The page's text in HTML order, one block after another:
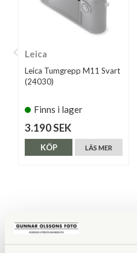
Leica
Leica Tumgrepp M11 Svart
(24030)
Finns i lager
3.190 SEK
LÄS MER
KÖP
ANDRA KÖPTE ÄVEN